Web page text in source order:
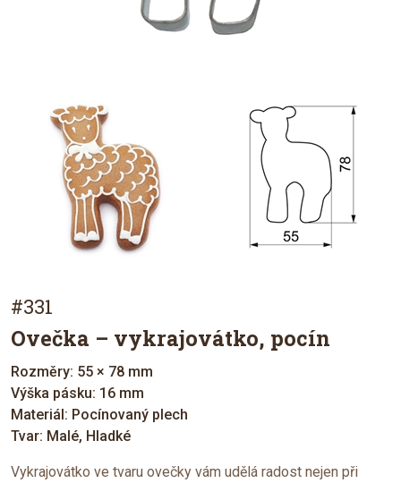
#331
Ovečka – vykrajovátko, pocín
Rozměry: 55 × 78 mm
Výška pásku: 16 mm
Materiál: Pocínovaný plech
Tvar: Malé, Hladké
Vykrajovátko ve tvaru ovečky vám udělá radost nejen při